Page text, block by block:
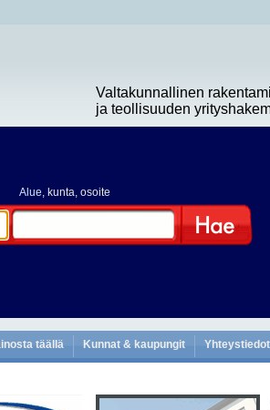
Valtakunnallinen
ja teollisuuden
Alue, kunta, osoite
täällä Kunnat & kaupungit Yhteystiedot